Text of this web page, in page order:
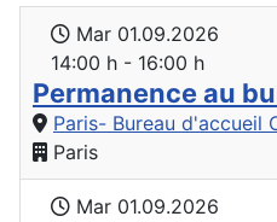
Mar 01.09.2026
14:00 h - 16:00 h
Permanence au
Paris- Bureau d'accueil
Paris
Mar 01.09.2026